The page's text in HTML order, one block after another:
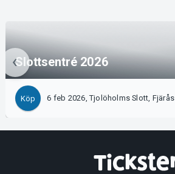
Slottsentré 2026
Köp 6 feb 2026, Tjolöholms Slott, Fjärås